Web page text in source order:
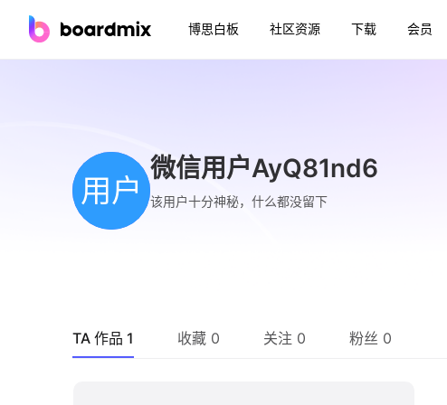
博思白板 社区资源 下载 会员
用户
微信用户AyQ81nd6
该用户十分神秘，什么都没留下
TA 作品 1 收藏 0 关注 0 粉丝 0